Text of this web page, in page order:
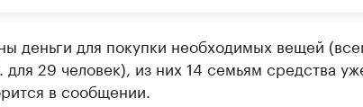
деньги для покупки необходимых вещей
29 человек), из них 14 семьям средства
в сообщении.